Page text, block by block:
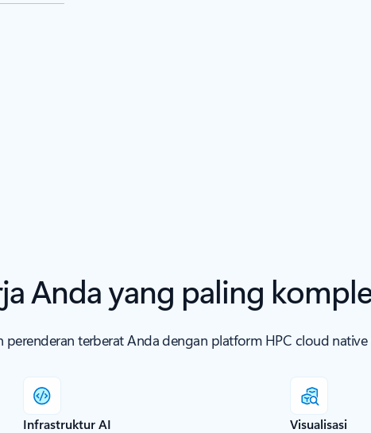
Anda yang paling
perenderan terberat Anda dengan platform HPC cloud
Infrastruktur AI Visualisasi